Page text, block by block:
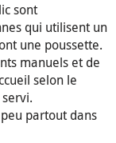
sont
qui utilisent un
une poussette.
manuels et de
selon le
partout dans